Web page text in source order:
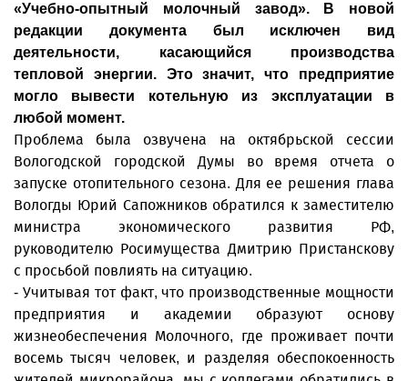
«Учебно-опытный молочный завод». В новой
редакции документа был исключен вид
деятельности, касающийся производства
тепловой энергии. Это значит, что предприятие
могло вывести котельную из эксплуатации в
любой момент.
Проблема была озвучена на октябрьской сессии
Вологодской городской Думы во время отчета о
запуске отопительного сезона. Для ее решения глава
Вологды Юрий Сапожников обратился к заместителю
министра экономического развития РФ,
руководителю Росимущества Дмитрию Пристанскову
с просьбой повлиять на ситуацию.
- Учитывая тот факт, что производственные мощности
предприятия и академии образуют основу
жизнеобеспечения Молочного, где проживает почти
восемь тысяч человек, и разделяя обеспокоенность